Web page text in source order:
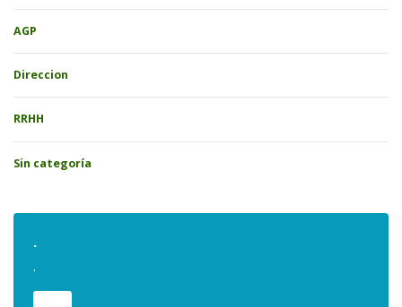
AGP
Direccion
RRHH
Sin categoría
.
.